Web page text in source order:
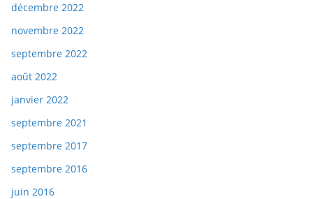
décembre 2022
novembre 2022
septembre 2022
août 2022
janvier 2022
septembre 2021
septembre 2017
septembre 2016
juin 2016